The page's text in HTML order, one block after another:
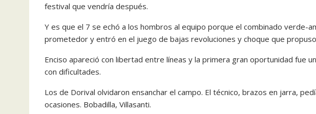
festival que vendría después.
Y es que el 7 se echó a los hombros al equipo porque el combinado verde-
prometedor y entró en el juego de bajas revoluciones y choque que
Enciso apareció con libertad entre líneas y la primera gran oportunidad fue
con dificultades.
Los de Dorival olvidaron ensanchar el campo. El técnico, brazos en jarra,
ocasiones. Bobadilla, Villasanti.